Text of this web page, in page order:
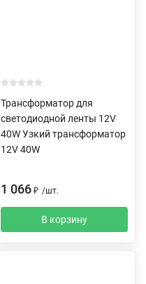
Трансформатор для
светодиодной ленты 12V
40W Узкий трансформатор
12V 40W
1 066 ₽ /шт.
В корзину